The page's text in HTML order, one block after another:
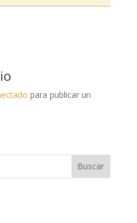
para publicar un